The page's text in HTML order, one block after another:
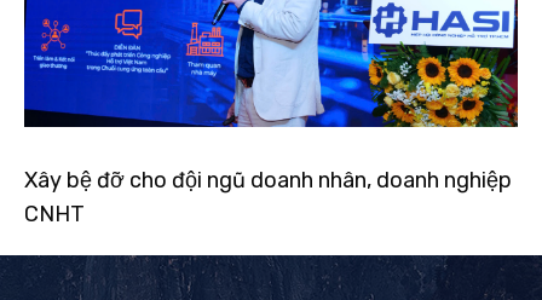
Xây bệ đỡ cho đội ngũ doanh nhân, doanh nghiệp
CNHT